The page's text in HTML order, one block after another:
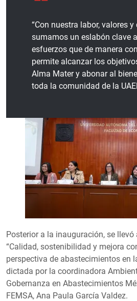
“Con nuestra labor, valores
sumamos un eslabón clave
esfuerzos que de manera
permite alcanzar los
Alma Mater y abonar al
toda la comunidad de la
Posterior a la inauguración, se
“Calidad, sostenibilidad y mejora
perspectiva de abastecimientos en
dictada por la coordinadora
Gobernanza en Abastecimientos
FEMSA, Ana Paula García Valdez.